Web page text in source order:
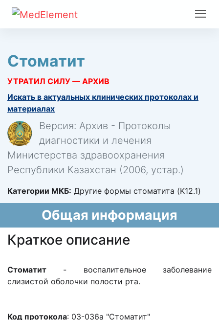
Стоматит
УТРАТИЛ СИЛУ — АРХИВ
Искать в актуальных клинических протоколах и
материалах
Версия: Архив - Протоколы
диагностики и лечения
Министерства здравоохранения
Республики Казахстан (2006, устар.)
Категории МКБ: Другие формы стоматита (K12.1)
Общая информация
Краткое описание
Стоматит - воспалительное заболевание
слизистой оболочки полости рта.
Код протокола: 03-036а "Стоматит"